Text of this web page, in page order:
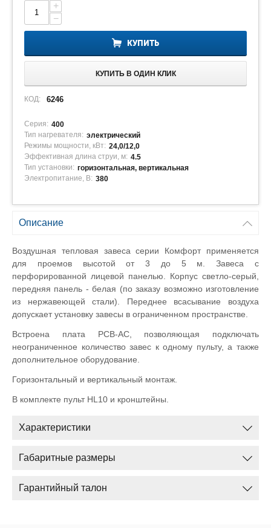
+
−
КУПИТЬ
КУПИТЬ В ОДИН КЛИК
КОД: 6246
Серия: 400
Тип нагревателя: электрический
Режимы мощности, кВт: 24,0/12,0
Эффективная длина струи, м: 4.5
Тип установки: горизонтальная, вертикальная
Электропитание, В: 380
Описание
Воздушная тепловая завеса серии Комфорт применяется
для проемов высотой от 3 до 5 м. Завеса с
перфорированной лицевой панелью. Корпус светло-серый,
передняя панель - белая (по заказу возможно изготовление
из нержавеющей стали). Переднее всасывание воздуха
допускает установку завесы в ограниченном пространстве.
Встроена плата PCB-AC, позволяющая подключать
неограниченное количество завес к одному пульту, а также
дополнительное оборудование.
Горизонтальный и вертикальный монтаж.
В комплекте пульт HL10 и кронштейны.
Характеристики
Габаритные размеры
Гарантийный талон